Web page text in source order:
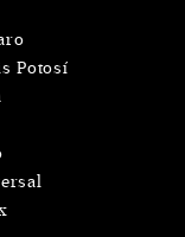
Potosí